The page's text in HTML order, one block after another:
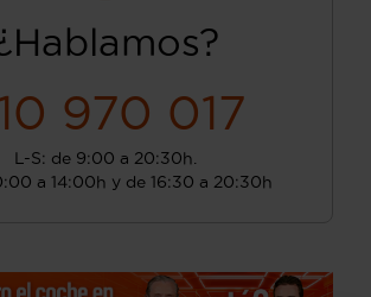
970 017
L-S: de 9:00 a 20:30h.
a 14:00h y de 16:30 a 20:30h